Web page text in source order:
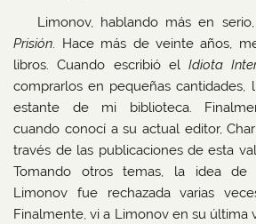
Limonov, hablando más en
Prisión. Hace más de veinte años,
libros. Cuando escribió elIdiota
comprarlos en pequeñas
estante de mi biblioteca.
cuando conocí a su actual editor,
través de las publicaciones de esta
Tomando otros temas, la idea de
Limonov fue rechazada varias
Finalmente, vi a Limonov en su última